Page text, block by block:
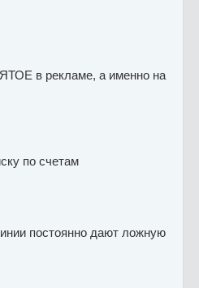
в рекламе, а именно на
по счетам
постоянно дают ложную